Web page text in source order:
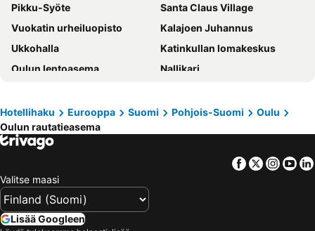
Pikku-Syöte
Santa Claus Village
Vuokatin urheiluopisto
Kalajoen Juhannus
Ukkohalla
Katinkullan lomakeskus
Oulun lentoasema
Nallikari
Jukupark Kalajoki
Oulun rautatieasema
Arctic Circle
SantaPark
Rovaniemi Airport
Qstock
Kajaanin rautatieasema
Hotellihaku Eurooppa Suomi Pohjois-Suomi
Oulu
Oulun rautatieasema
Facebook
Twitter
Valitse maasi
Lisää Googleen